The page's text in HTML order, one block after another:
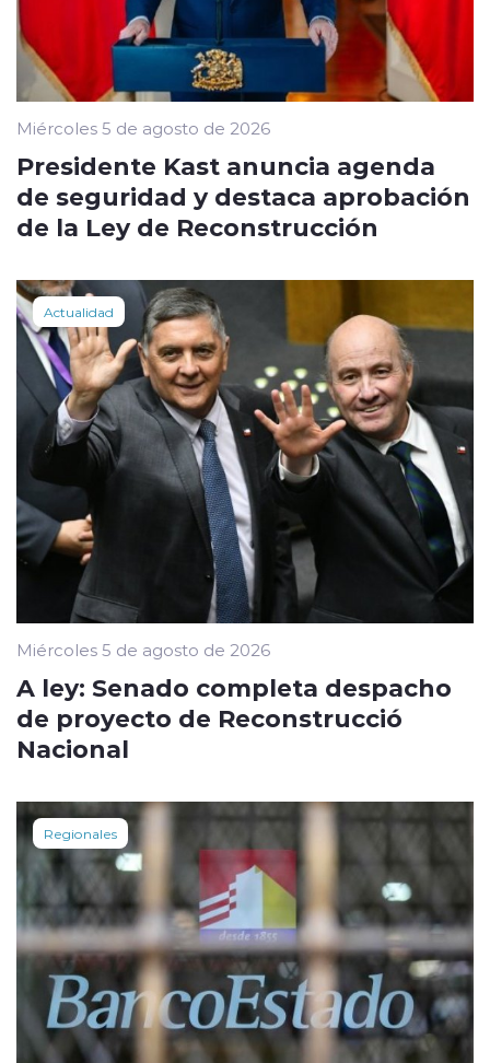
Miércoles 5 de agosto de 2026
Presidente Kast anuncia agenda
de seguridad y destaca aprobación
de la Ley de Reconstrucción
Actualidad
Miércoles 5 de agosto de 2026
A ley: Senado completa despacho
de proyecto de Reconstrucció
Nacional
Regionales